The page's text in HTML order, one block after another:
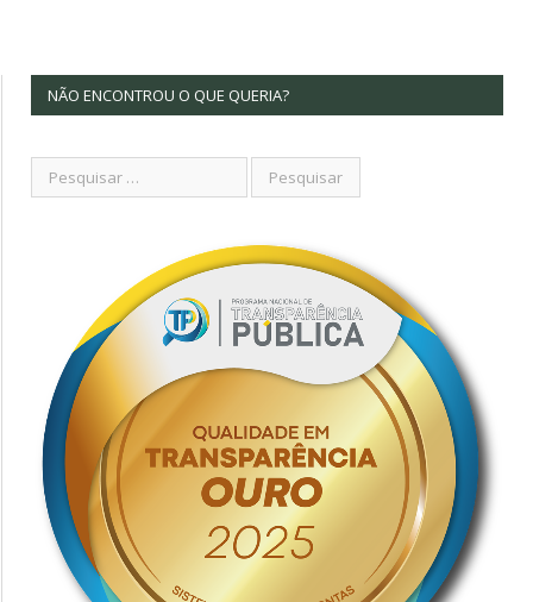
NÃO ENCONTROU O QUE QUERIA?